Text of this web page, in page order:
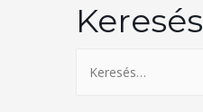
Keresés